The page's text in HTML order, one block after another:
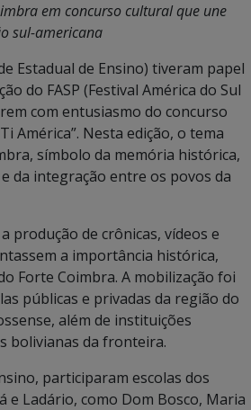
em concurso cultural que une
sul-americana
Estadual de Ensino) tiveram papel
do FASP (Festival América do Sul
com entusiasmo do concurso
América”. Nesta edição, o tema
símbolo da memória histórica,
da integração entre os povos da
produção de crônicas, vídeos e
a importância histórica,
Forte Coimbra. A mobilização foi
públicas e privadas da região do
além de instituições
bolivianas da fronteira.
participaram escolas dos
e Ladário, como Dom Bosco, Maria